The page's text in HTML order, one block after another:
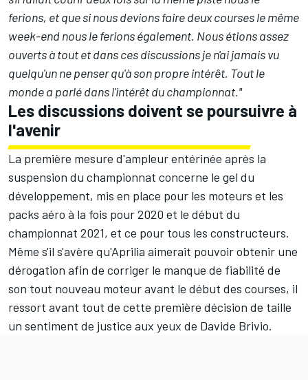
ferions, et que si nous devions faire deux courses le même
week-end nous le ferions également. Nous étions assez
ouverts à tout et dans ces discussions je n'ai jamais vu
quelqu'un ne penser qu'à son propre intérêt. Tout le
monde a parlé dans l'intérêt du championnat."
Les discussions doivent se poursuivre à
l'avenir
La première mesure d'ampleur entérinée après la
suspension du championnat concerne le gel du
développement, mis en place pour les moteurs et les
packs aéro à la fois pour 2020 et le début du
championnat 2021, et ce pour tous les constructeurs.
Même s'il s'avère qu'Aprilia aimerait pouvoir obtenir une
dérogation afin de corriger le manque de fiabilité de
son tout nouveau moteur avant le début des courses, il
ressort avant tout de cette première décision de taille
un sentiment de justice aux yeux de Davide Brivio.